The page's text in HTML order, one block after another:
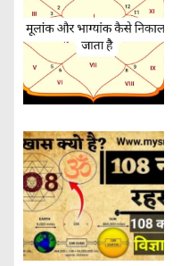
i
o
n